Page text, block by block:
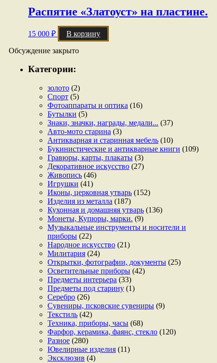
Распятие «Златоуст» на пластине.
15 000 ₽ В корзину
Обсуждение закрыто
Категории:
золото (2)
Спорт (5)
Фотоаппараты и оптика (16)
Бутылки (5)
Знаки, значки, награды, медали... (37)
Авто-мото старина (3)
Антикварная и старинная мебель (10)
Букинистические и антикварные книги (109)
Гравюры, карты, плакаты (3)
Декоративное искусство (27)
Живопись (46)
Игрушки (41)
Иконы, церковная утварь (152)
Изделия из металла (187)
Кухонная и домашняя утварь (136)
Монеты, Купюры, марки. (9)
Музыкальные инструменты и носители и
приборы (22)
Народное искусство (21)
Милитария (24)
Открытки, фотографии, документы (25)
Осветительные приборы (42)
Предметы интерьера (33)
Предметы под старину (1)
Серебро (26)
Сувениры, псковские сувениры (9)
Текстиль (42)
Техника, приборы, часы (68)
Фарфор, керамика, фаянс, стекло (120)
Разное (280)
Ювелирные изделия (11)
Эксклюзив (4)